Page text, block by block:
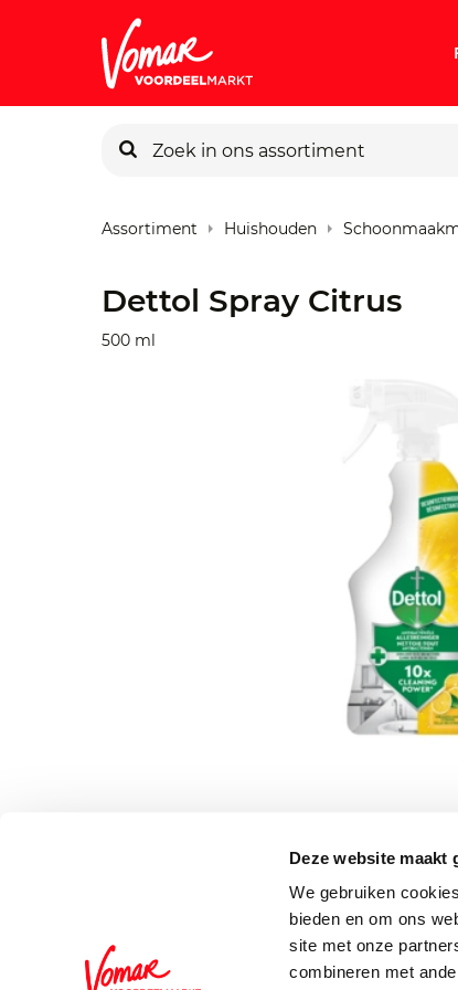
Deze website maakt
We gebruiken
bieden en om ons
site met onze
combineren met
Assortiment Huishouden
Dettol Spray Citrus
500 ml
Schrijf je in voor